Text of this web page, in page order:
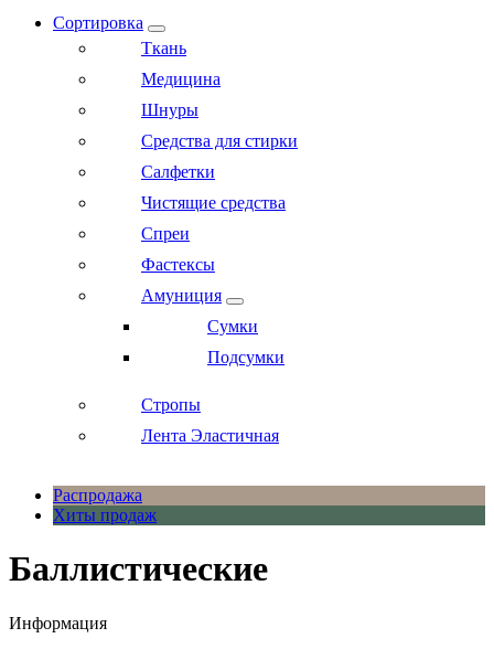
Сортировка
Ткань
Медицина
Шнуры
Средства для стирки
Салфетки
Чистящие средства
Спреи
Фастексы
Амуниция
Сумки
Подсумки
Стропы
Лента Эластичная
Распродажа
Хиты продаж
Баллистические
Информация